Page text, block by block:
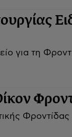
για τη